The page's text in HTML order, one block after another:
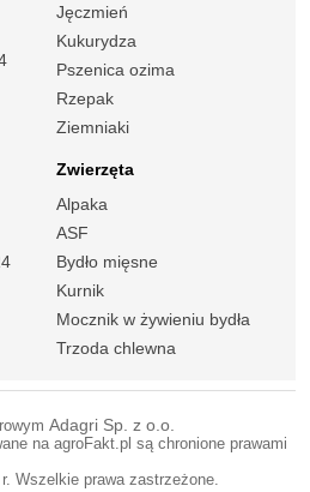
Jęczmień
Kukurydza
Pszenica ozima
Rzepak
Ziemniaki
Zwierzęta
Alpaka
ASF
Bydło mięsne
Kurnik
Mocznik w żywieniu bydła
Trzoda chlewna
Adagri Sp. z o.o.
na agroFakt.pl są chronione prawami
Wszelkie prawa zastrzeżone.